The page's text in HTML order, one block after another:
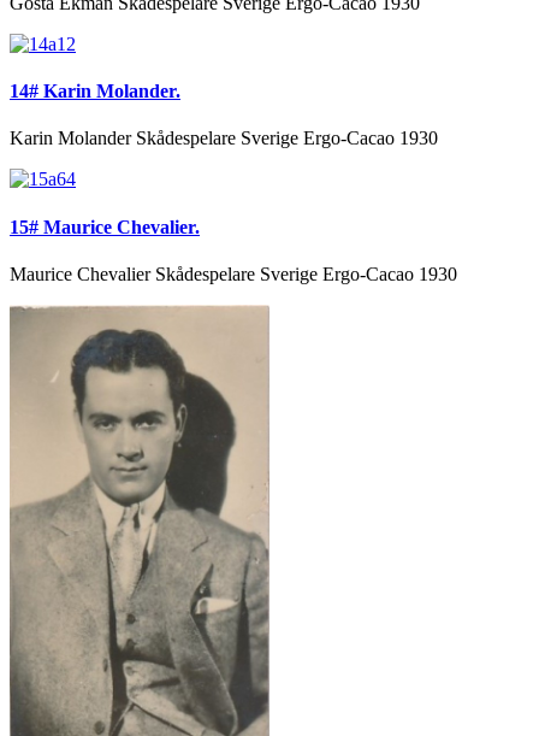
14# Karin Molander.
Karin Molander Skådespelare Sverige Ergo-Cacao 1930
15# Maurice Chevalier.
Maurice Chevalier Skådespelare Sverige Ergo-Cacao 1930